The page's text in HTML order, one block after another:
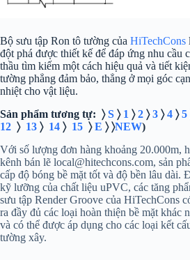
Bộ sưu tập Ron tô tường của HiTechCons
đột phá được thiết kế để đáp ứng nhu cầu
thầu tìm kiếm một cách hiệu quả và tiết
tường phẳng đảm bảo, thẳng ở mọi góc
nhiệt cho vật liệu.
Sản phẩm tương tự: 〉S 〉 1 〉2 〉3 〉4 〉5
12 〉13 〉 14 〉 15 〉E 〉 〉NEW)
Với số lượng đơn hàng khoảng 20.000m,
kênh bán lẽ local@hitechcons.com, sản
cấp độ bóng bề mặt tốt và độ bền lâu dài.
kỹ lưỡng của chất liệu uPVC, các tăng
sưu tập Render Groove của HiTechCons
ra đầy đủ các loại hoàn thiện bề mặt khác
và có thể được áp dụng cho các loại kết
tường xây.